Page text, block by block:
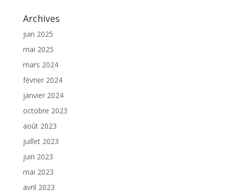
Archives
juin 2025
mai 2025
mars 2024
février 2024
janvier 2024
octobre 2023
août 2023
juillet 2023
juin 2023
mai 2023
avril 2023